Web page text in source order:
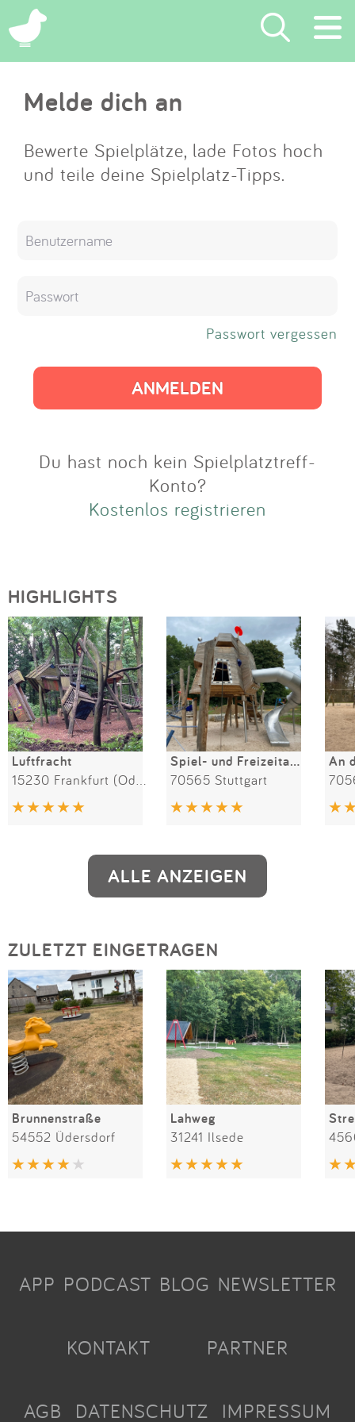
×
Suchen
Eintragen
App
Melde dich an
Bewerte Spielplätze, lade Fotos hoch
und teile deine Spielplatz-Tipps.
Passwort vergessen
Du hast noch kein Spielplatztreff-
Konto?
Kostenlos registrieren
HIGHLIGHTS
Luftfracht Spiel- und Freizeitanlage Lunaweg
70565 Stuttgart
An
ALLE ANZEIGEN
ZULETZT EINGETRAGEN
Brunnenstraße
54552 Üdersdorf
Lahweg
31241 Ilsede
APP PODCAST BLOG NEWSLETTER
KONTAKT PARTNER
AGB DATENSCHUTZ IMPRESSUM